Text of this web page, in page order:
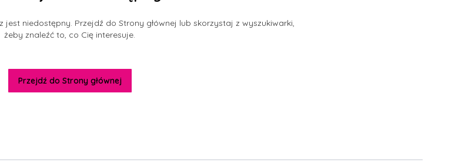
niedostępny. Przejdź do Strony głównej lub skorzystaj z wyszukiwarki,
żeby znaleźć to, co Cię interesuje.
Przejdź do Strony głównej